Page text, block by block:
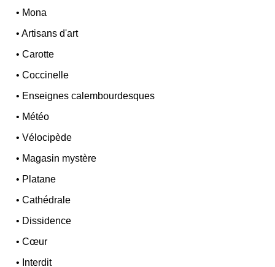
• Mona
•Artisans d'art
•Carotte
•Coccinelle
• Enseignes calembourdesques
• Météo
•Vélocipède
• Magasin mystère
• Platane
•Cathédrale
• Dissidence
•Cœur
• Interdit